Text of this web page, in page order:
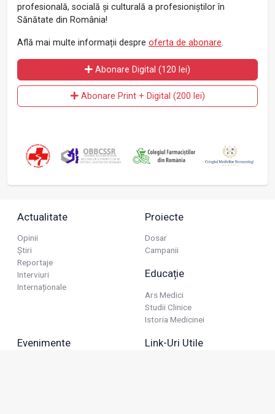
profesională, socială și culturală a profesioniștilor în
Sănătate din România!
Află mai multe informații despre oferta de abonare.
Abonare Digital (120 lei)
Abonare Print + Digital (200 lei)
Actualitate
Opinii
Știri
Reportaje
Interviuri
Internaționale
Proiecte
Dosar
Campanii
Educație
Ars Medici
Studii Clinice
Istoria Medicinei
Evenimente Link-Uri Utile